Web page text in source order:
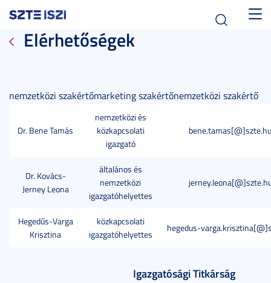
Elérhetőségek
nemzetközi szakértőmarketing szakértőnemzetközi szakértő
Dr. Bene Tamás
nemzetközi és
közkapcsolati
igazgató
bene.tamas[@]szte.hu
Dr. Kovács-
Jerney Leona
általános és
nemzetközi
igazgatóhelyettes
Hegedűs-Varga
Krisztina
közkapcsolati
igazgatóhelyettes
hegedus-
Igazgatósági Titkárság